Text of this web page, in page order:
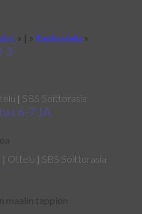
» | » Keskustelu »
3
| SBS Soittorasia
6-7 JA
| Ottelu | SBS Soittorasia
maalin tappion